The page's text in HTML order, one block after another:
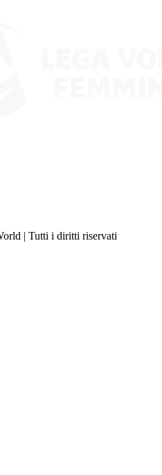
| Tutti i diritti riservati